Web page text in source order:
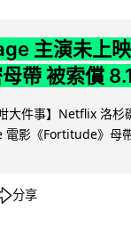
主演未上
帶 被索償
大件事】Netflix 洛杉
電影《Fortitude》母
分享